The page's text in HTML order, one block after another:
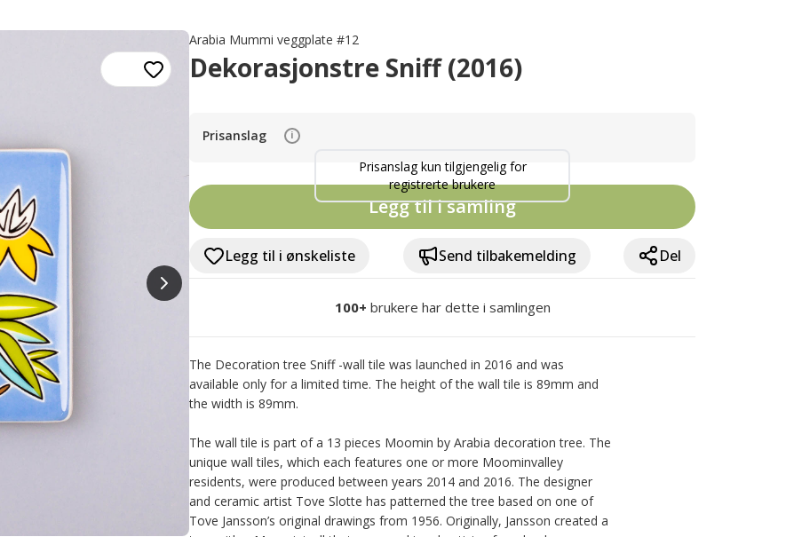
Arabia Mummi veggplate #12
Dekorasjonstre Sniff (2016)
Prisanslag i
Prisanslag kun tilgjengelig for
registrerte brukere
Legg til i samling
Legg til i ønskeliste Send tilbakemelding Del
100+ brukere har dette i samlingen
The Decoration tree Sniff -wall tile was launched in 2016 and was
available only for a limited time. The height of the wall tile is 89mm and
the width is 89mm.
The wall tile is part of a 13 pieces Moomin by Arabia decoration tree. The
unique wall tiles, which each features one or more Moominvalley
residents, were produced between years 2014 and 2016. The designer
and ceramic artist Tove Slotte has patterned the tree based on one of
Tove Jansson’s original drawings from 1956. Originally, Jansson created a